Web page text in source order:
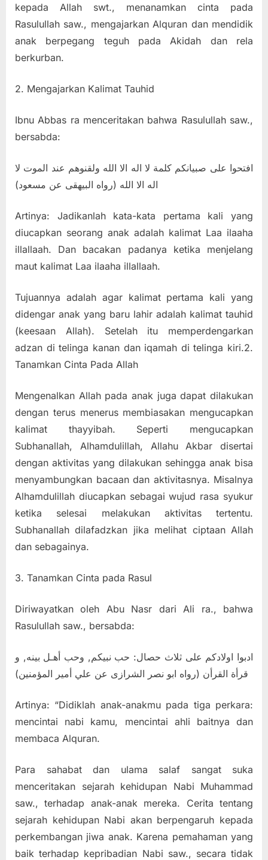
kepada Allah swt., menanamkan cinta pada
Rasulullah saw., mengajarkan Alquran dan mendidik
anak berpegang teguh pada Akidah dan rela
berkurban.
2. Mengajarkan Kalimat Tauhid
Ibnu Abbas ra menceritakan bahwa Rasulullah saw.,
bersabda:
افتحوا على صبيانكم كلمة لا اله الا الله ولقنوهم عند الموت لا
اله الا الله (رواه البيهقى عن مسعود)
Artinya: Jadikanlah kata-kata pertama kali yang
diucapkan seorang anak adalah kalimat Laa ilaaha
illallaah. Dan bacakan padanya ketika menjelang
maut kalimat Laa ilaaha illallaah.
Tujuannya adalah agar kalimat pertama kali yang
didengar anak yang baru lahir adalah kalimat tauhid
(keesaan Allah). Setelah itu memperdengarkan
adzan di telinga kanan dan iqamah di telinga kiri.2.
Tanamkan Cinta Pada Allah
Mengenalkan Allah pada anak juga dapat dilakukan
dengan terus menerus membiasakan mengucapkan
kalimat thayyibah. Seperti mengucapkan
Subhanallah, Alhamdulillah, Allahu Akbar disertai
dengan aktivitas yang dilakukan sehingga anak bisa
menyambungkan bacaan dan aktivitasnya. Misalnya
Alhamdulillah diucapkan sebagai wujud rasa syukur
ketika selesai melakukan aktivitas tertentu.
Subhanallah dilafadzkan jika melihat ciptaan Allah
dan sebagainya.
3. Tanamkan Cinta pada Rasul
Diriwayatkan oleh Abu Nasr dari Ali ra., bahwa
Rasulullah saw., bersabda:
ادبوا اولادكم على ثلاث حصال: حب نبيكم, وحب أهـل بينه, و
قرأة القرأن (رواه ابو نصر الشرازى عن علي أمير المؤمنين)
Artinya: “Didiklah anak-anakmu pada tiga perkara:
mencintai nabi kamu, mencintai ahli baitnya dan
membaca Alquran.
Para sahabat dan ulama salaf sangat suka
menceritakan sejarah kehidupan Nabi Muhammad
saw., terhadap anak-anak mereka. Cerita tentang
sejarah kehidupan Nabi akan berpengaruh kepada
perkembangan jiwa anak. Karena pemahaman yang
baik terhadap kepribadian Nabi saw., secara tidak